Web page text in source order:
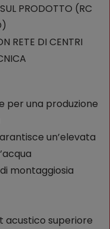
PRODOTTO (RC
RETE DI CENTRI
per una produzione
un’elevata
montaggiosia
acustico superiore